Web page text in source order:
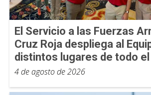
El Servicio a las Fuerzas
Cruz Roja despliega al
distintos lugares de todo el
4 de agosto de 2026